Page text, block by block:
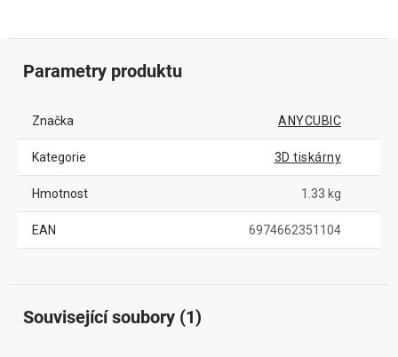
Parametry produktu
Značka ANYCUBIC
Kategorie 3D tiskárny
Hmotnost 1.33 kg
EAN 6974662351104
Související soubory (1)